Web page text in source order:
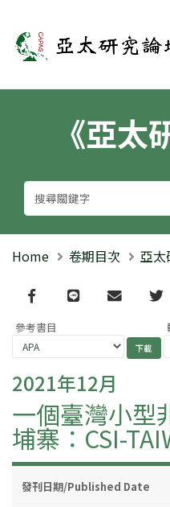
亞太研究論壇
《亞太
Home 卷期目次 亞太
Facebook
line email
參考書目
2021年12月
一個臺灣小型
埔寨：CSI-
發刊日期/Published Date